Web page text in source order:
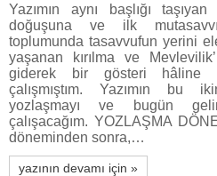
Yazımın aynı başlığı
doğuşuna ve ilk
toplumunda tasavvufun yerini
yaşanan kırılma ve
giderek bir gösteri hâline
çalışmıştım. Yazımın bu
yozlaşmayı ve bugün
çalışacağım. YOZLAŞMA
döneminden sonra,…
yazının devamı için »